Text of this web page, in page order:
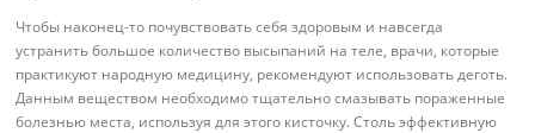
Чтобы наконец-то почувствовать себя здоровым и навсегда
устранить большое количество высыпаний на теле, врачи, которые
практикуют народную медицину, рекомендуют использовать деготь.
Данным веществом необходимо тщательно смазывать пораженные
болезнью места, используя для этого кисточку. Столь эффективную